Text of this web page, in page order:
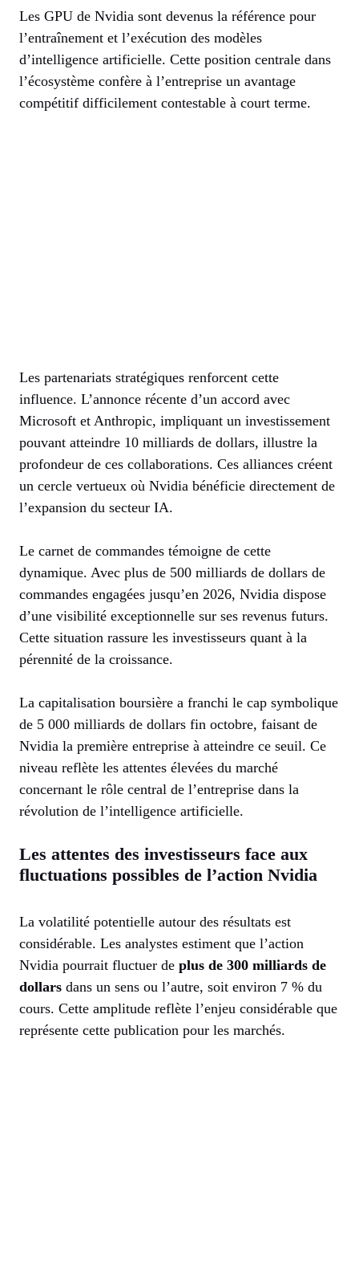
Les GPU de Nvidia sont devenus la référence pour
l’entraînement et l’exécution des modèles
d’intelligence artificielle. Cette position centrale dans
l’écosystème confère à l’entreprise un avantage
compétitif difficilement contestable à court terme.
Les partenariats stratégiques renforcent cette
influence. L’annonce récente d’un accord avec
Microsoft et Anthropic, impliquant un investissement
pouvant atteindre 10 milliards de dollars, illustre la
profondeur de ces collaborations. Ces alliances créent
un cercle vertueux où Nvidia bénéficie directement de
l’expansion du secteur IA.
Le carnet de commandes témoigne de cette
dynamique. Avec plus de 500 milliards de dollars de
commandes engagées jusqu’en 2026, Nvidia dispose
d’une visibilité exceptionnelle sur ses revenus futurs.
Cette situation rassure les investisseurs quant à la
pérennité de la croissance.
La capitalisation boursière a franchi le cap symbolique
de 5 000 milliards de dollars fin octobre, faisant de
Nvidia la première entreprise à atteindre ce seuil. Ce
niveau reflète les attentes élevées du marché
concernant le rôle central de l’entreprise dans la
révolution de l’intelligence artificielle.
Les attentes des investisseurs face aux
fluctuations possibles de l’action Nvidia
La volatilité potentielle autour des résultats est
considérable. Les analystes estiment que l’action
Nvidia pourrait fluctuer de plus de 300 milliards de
dollars dans un sens ou l’autre, soit environ 7 % du
cours. Cette amplitude reflète l’enjeu considérable que
représente cette publication pour les marchés.